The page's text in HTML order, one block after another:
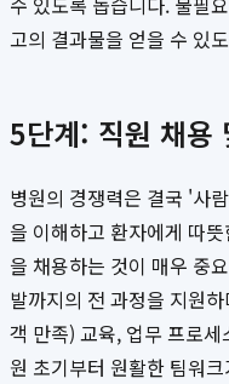
고의 결과물을 얻을 수 있
5단계: 직원 채용
병원의 경쟁력은 결국 '사
을 이해하고 환자에게 따
을 채용하는 것이 매우 중
발까지의 전 과정을 지원
객 만족) 교육, 업무 프로
원 초기부터 원활한 팀워